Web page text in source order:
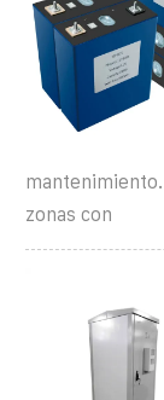
zonas con